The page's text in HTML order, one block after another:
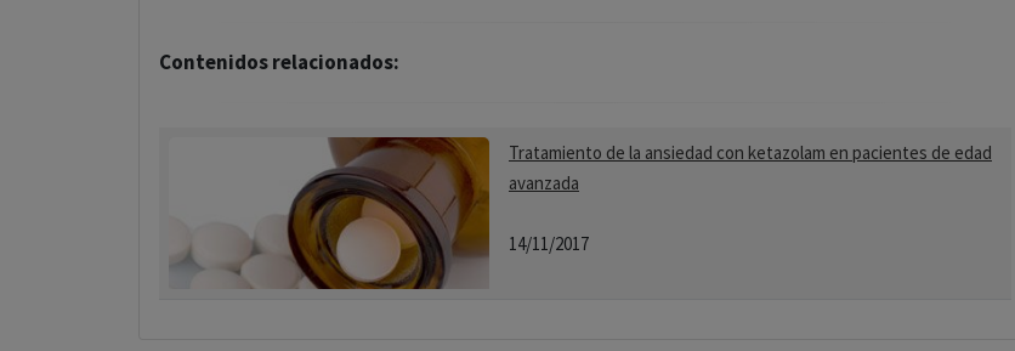
Contenidos relacionados:
Tratamiento de la ansiedad con ketazolam en pacientes de edad
avanzada
14/11/2017